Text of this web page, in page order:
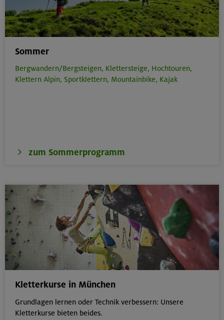
Sommer
Bergwandern/Bergsteigen, Klettersteige, Hochtouren,
Klettern Alpin, Sportklettern, Mountainbike, Kajak
zum Sommerprogramm
Kletterkurse in München
Grundlagen lernen oder Technik verbessern: Unsere
Kletterkurse bieten beides.